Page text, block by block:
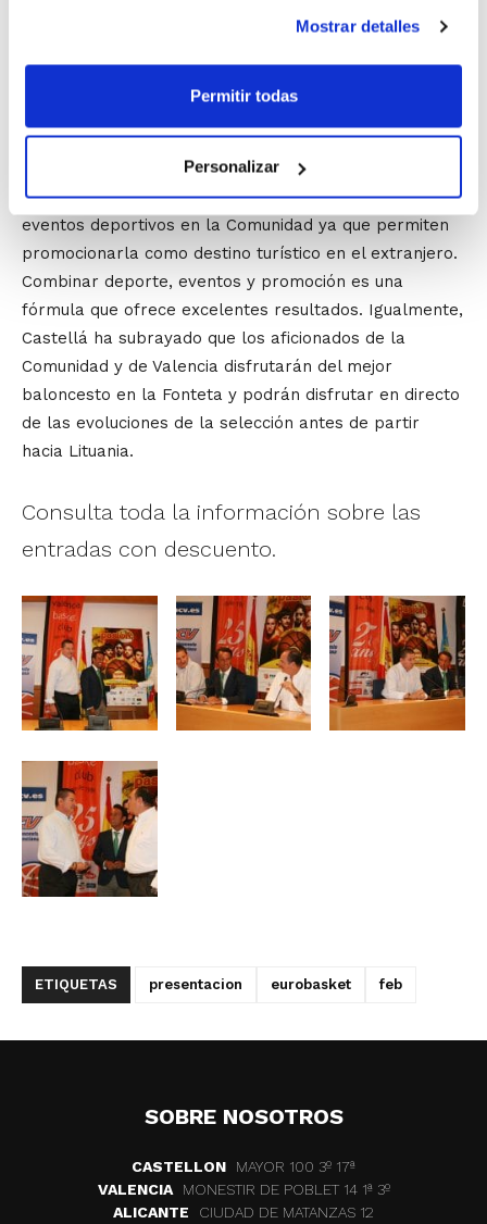
Mostrar detalles
Permitir todas
Personalizar
oficiales de mesa,… todos los colectivos vinculados a
Por último, Mateo Castellá ha señalado que la
Generalitat apuesta por la celebración de grandes
eventos deportivos en la Comunidad ya que permiten
promocionarla como destino turístico en el extranjero.
Combinar deporte, eventos y promoción es una
fórmula que ofrece excelentes resultados. Igualmente,
Castellá ha subrayado que los aficionados de la
Comunidad y de Valencia disfrutarán del mejor
baloncesto en la Fonteta y podrán disfrutar en directo
de las evoluciones de la selección antes de partir
hacia Lituania.
Consulta toda la información sobre las
entradas con descuento.
ETIQUETAS presentacion eurobasket feb
SOBRE NOSOTROS
CASTELLON
MAYOR 100 3º 17ª
VALENCIA
MONESTIR DE POBLET 14 1ª 3º
ALICANTE
CIUDAD DE MATANZAS 12